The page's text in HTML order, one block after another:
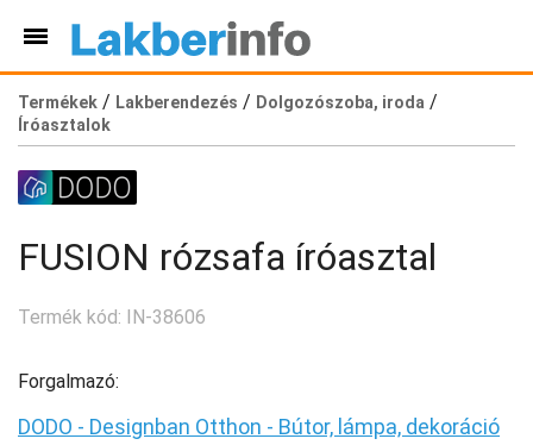
Termékek / Lakberendezés / Dolgozószoba, iroda /
Íróasztalok
FUSION rózsafa íróasztal
Termék kód: IN-38606
Forgalmazó:
DODO - Designban Otthon - Bútor, lámpa, dekoráció